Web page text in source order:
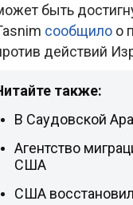
быть
сообщило о
действий
также:
В Саудовской
Агентство
США
США